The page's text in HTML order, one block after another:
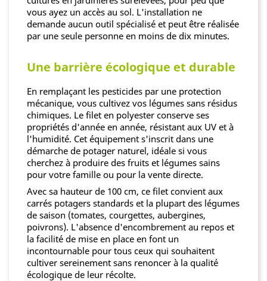
vous ayez un accès au sol. L'installation ne
demande aucun outil spécialisé et peut être réalisée
par une seule personne en moins de dix minutes.
Une barrière écologique et durable
En remplaçant les pesticides par une protection
mécanique, vous cultivez vos légumes sans résidus
chimiques. Le filet en polyester conserve ses
propriétés d'année en année, résistant aux UV et à
l'humidité. Cet équipement s'inscrit dans une
démarche de potager naturel, idéale si vous
cherchez à produire des fruits et légumes sains
pour votre famille ou pour la vente directe.
Avec sa hauteur de 100 cm, ce filet convient aux
carrés potagers standards et la plupart des légumes
de saison (tomates, courgettes, aubergines,
poivrons). L'absence d'encombrement au repos et
la facilité de mise en place en font un
incontournable pour tous ceux qui souhaitent
cultiver sereinement sans renoncer à la qualité
écologique de leur récolte.